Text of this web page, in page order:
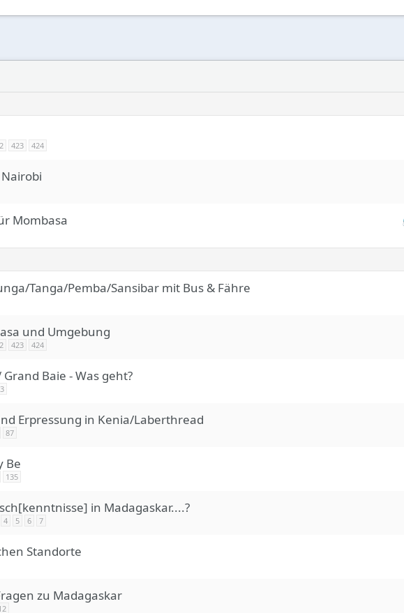
423 424
Mombasa
Tanga/Pemba/Sansibar mit Bus & Fähre
und Umgebung
423 424
Baie - Was geht?
3
Erpressung in Kenia/Laberthread
87
Be
135
in Madagaskar....?
4 5 6 7
Standorte
zu Madagaskar